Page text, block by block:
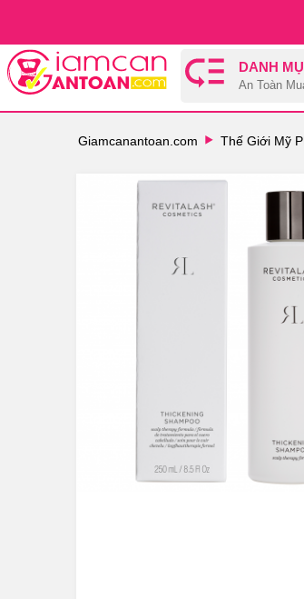
DANH
An Toàn
Giamcanantoan.com Thế Giới Mỹ